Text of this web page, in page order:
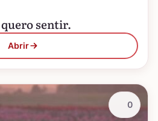
sentir.
Abrir
0